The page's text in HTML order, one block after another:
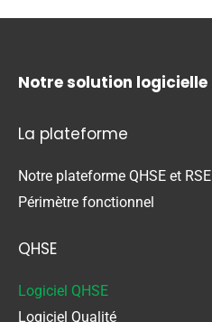
Notre solution logicielle
La plateforme
Notre plateforme QHSE et RSE
Périmètre fonctionnel
QHSE
Logiciel QHSE
Logiciel Qualité